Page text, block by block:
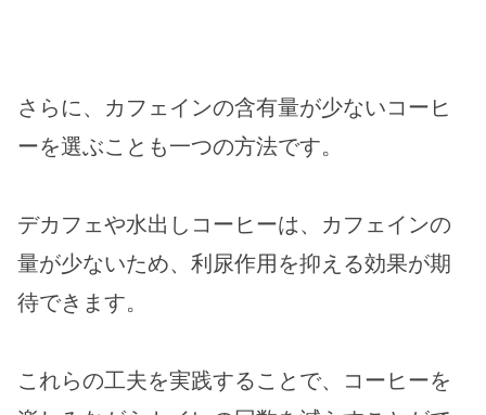
さらに、カフェインの含有量が少ないコーヒ
ーを選ぶことも一つの方法です。
デカフェや水出しコーヒーは、カフェインの
量が少ないため、利尿作用を抑える効果が期
待できます。
これらの工夫を実践することで、コーヒーを